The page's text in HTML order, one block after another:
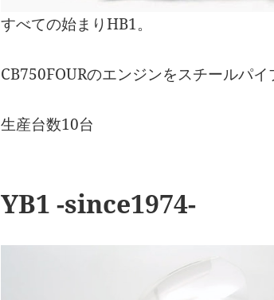
すべての始まりHB1。
CB750FOURのエンジンをスチールパ
生産台数10台
YB1 -since1974-